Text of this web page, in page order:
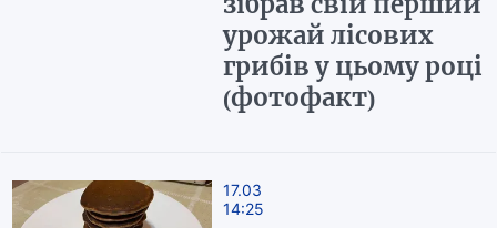
урожай лісових
грибів у цьому році
(фотофакт)
17.03
14:25